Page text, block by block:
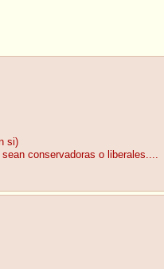
si)
conservadoras o liberales....